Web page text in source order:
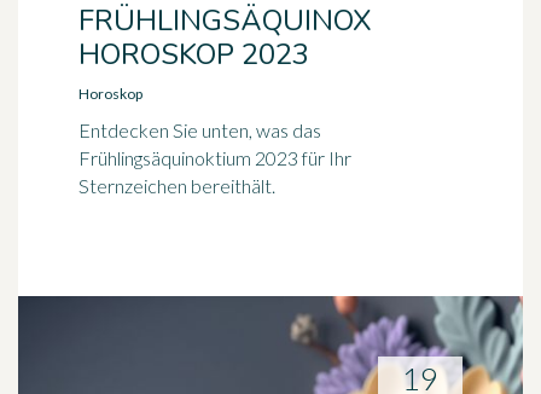
FRÜHLINGSÄQUINOX
HOROSKOP 2023
Horoskop
Entdecken Sie unten, was das
Frühlingsäquinoktium 2023 für Ihr
Sternzeichen bereithält.
19